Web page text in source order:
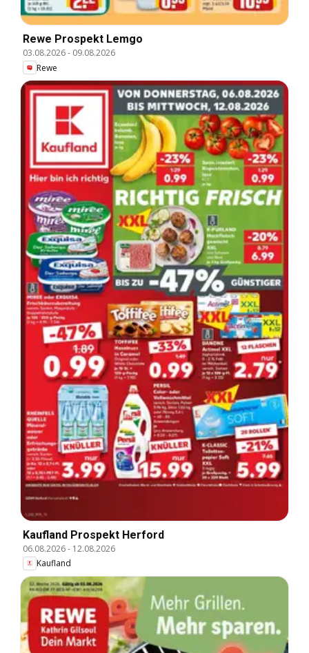
Rewe Prospekt Lemgo
03.08.2026- 09.08.2026
Rewe
Kaufland Prospekt Herford
06.08.2026- 12.08.2026
Kaufland